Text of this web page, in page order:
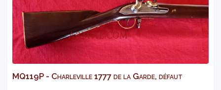
MQ119P - Charleville 1777 de la Garde, défaut